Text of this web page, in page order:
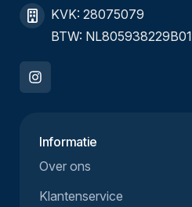
KVK: 28075079
BTW: NL805938229B01
Informatie
Over ons
Klantenservice